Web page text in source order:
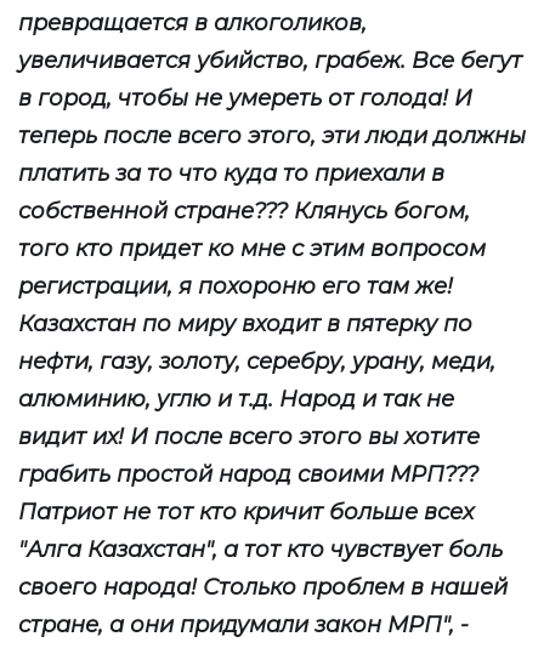
превращается в алкоголиков,
увеличивается убийство, грабеж. Все бегут
в город, чтобы не умереть от голода! И
теперь после всего этого, эти люди должны
платить за то что куда то приехали в
собственной стране??? Клянусь богом,
того кто придет ко мне с этим вопросом
регистрации, я похороню его там же!
Казахстан по миру входит в пятерку по
нефти, газу, золоту, серебру, урану, меди,
алюминию, углю и т.д. Народ и так не
видит их! И после всего этого вы хотите
грабить простой народ своими МРП???
Патриот не тот кто кричит больше всех
"Алга Казахстан", а тот кто чувствует боль
своего народа! Столько проблем в нашей
стране, а они придумали закон МРП", -